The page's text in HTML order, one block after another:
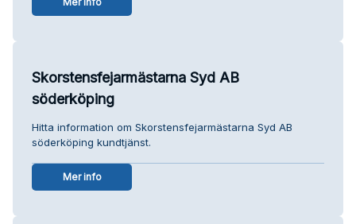
Skorstensfejarmästarna Syd AB
söderköping
Hitta information om Skorstensfejarmästarna Syd AB
söderköping kundtjänst.
Mer info